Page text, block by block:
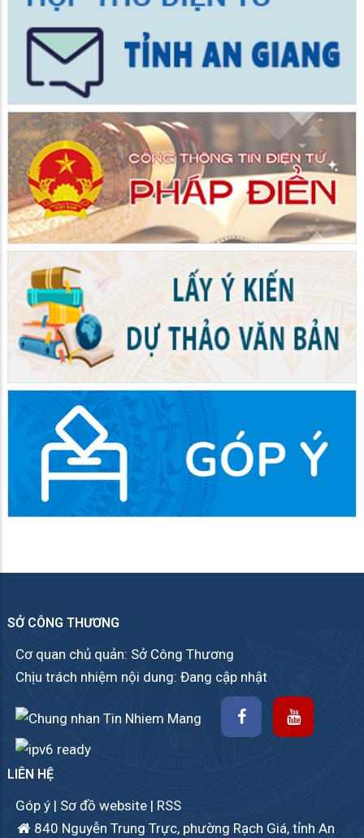
SỞ CÔNG THƯƠNG
Cơ quan chủ quản: Sở Công Thương
Chịu trách nhiệm nội dung: Đang cập nhật
LIÊN HỆ
Góp ý | Sơ đồ website | RSS
840 Nguyễn Trung Trực, phường Rạch Giá, tỉnh An